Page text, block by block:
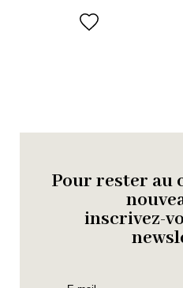
Pour rester au
inscrivez-